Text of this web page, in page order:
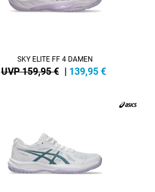
SKY ELITE FF 4 DAMEN
UVP 159,95 € | 139,95 €